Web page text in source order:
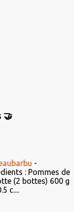
🤝
-
: Pommes de
(2 bottes) 600 g
c....